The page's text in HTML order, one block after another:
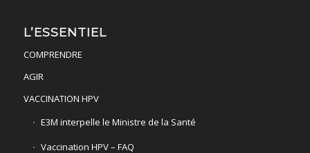
L’ESSENTIEL
COMPRENDRE
AGIR
VACCINATION HPV
E3M interpelle le Ministre de la Santé
Vaccination HPV – FAQ